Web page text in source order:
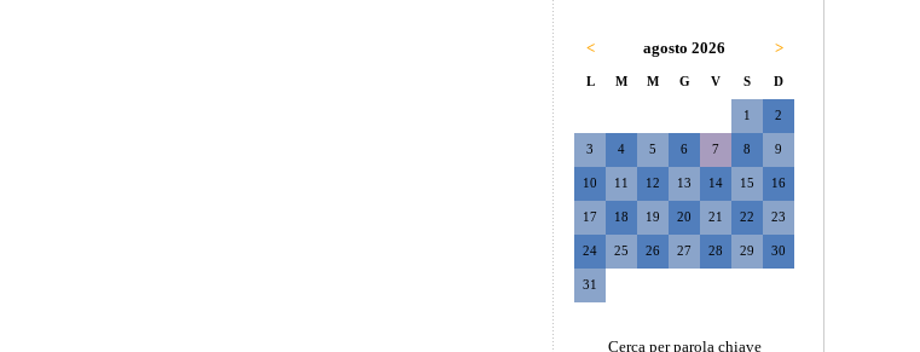
< agosto 2026 >
L M M G V S D
1 2
3 4 5 6 7 8 9
10 11 12 13 14 15 16
17 18 19 20 21 22 23
24 25 26 27 28 29 30
31
Cerca per parola chiave